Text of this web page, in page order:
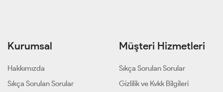
Kurumsal
Hakkımızda
Sıkça Sorulan Sorular
Müşteri Hizmetleri
Sıkça Sorulan Sorular
Gizlilik ve Kvkk Bilgileri